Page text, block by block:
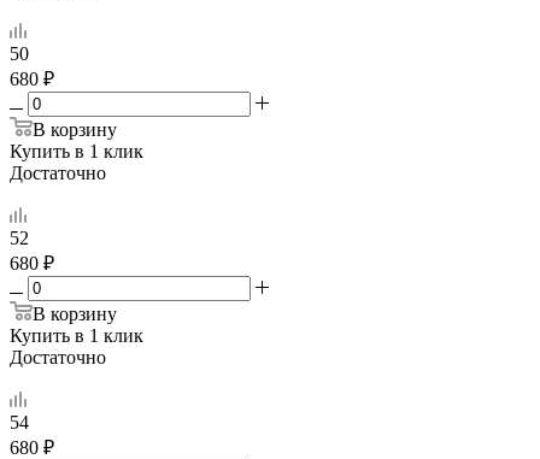
50
680 ₽
В корзину
Купить в 1 клик
Достаточно
52
680 ₽
В корзину
Купить в 1 клик
Достаточно
54
680 ₽